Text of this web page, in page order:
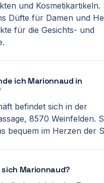
und Kosmetikartikeln.
Düfte für Damen und
für die Gesichts- und
ich Marionnaud in
befindet sich in der
8570 Weinfelden.
bequem im Herzen der
Marionnaud?